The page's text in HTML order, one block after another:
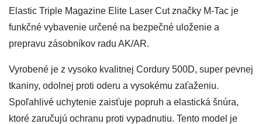
Elastic Triple Magazine Elite Laser Cut značky M-Tac je
funkčné vybavenie určené na bezpečné uloženie a
prepravu zásobníkov radu AK/AR.
Vyrobené je z vysoko kvalitnej Cordury 500D, super pevnej
tkaniny, odolnej proti oderu a vysokému zaťaženiu.
Spoľahlivé uchytenie zaisťuje popruh a elastická šnúra,
ktoré zaručujú ochranu proti vypadnutiu. Tento model je